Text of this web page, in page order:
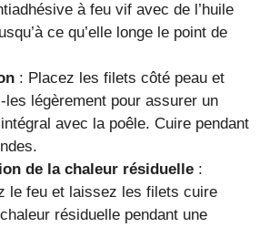
à feu vif avec de l’huile
ce qu’elle longe le point de
: Placez les filets côté peau et
les légèrement pour assurer un
avec la poêle. Cuire pendant
de la chaleur résiduelle :
le feu et laissez les filets cuire
résiduelle pendant une